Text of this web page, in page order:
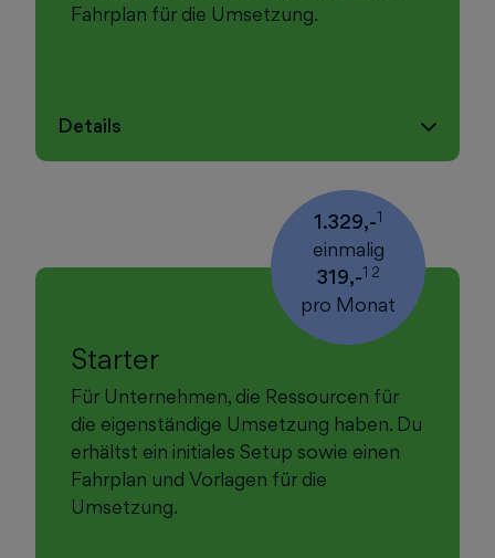
Fahrplan für die Umsetzung.
Details
1.329,-1
einmalig
319,-1 2
pro Monat
Starter
Für Unternehmen, die Ressourcen für
die eigenständige Umsetzung haben. Du
erhältst ein initiales Setup sowie einen
Fahrplan und Vorlagen für die
Umsetzung.